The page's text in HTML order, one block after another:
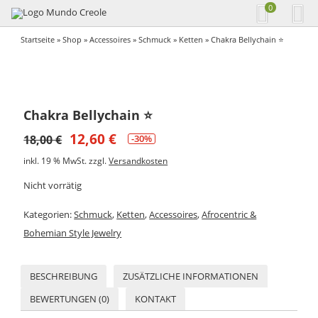
0
Startseite »Shop »Accessoires »Schmuck » Ketten » Chakra Bellychain ⭐️
Chakra Bellychain ⭐️
18,00€ 12,60€ -30%
inkl. 19 % MwSt. zzgl.Versandkosten
Nicht vorrätig
Kategorien:Schmuck, Ketten,Accessoires,Afrocentric &
Bohemian Style Jewelry
BESCHREIBUNG
ZUSÄTZLICHE INFORMATIONEN
BEWERTUNGEN (0)
KONTAKT